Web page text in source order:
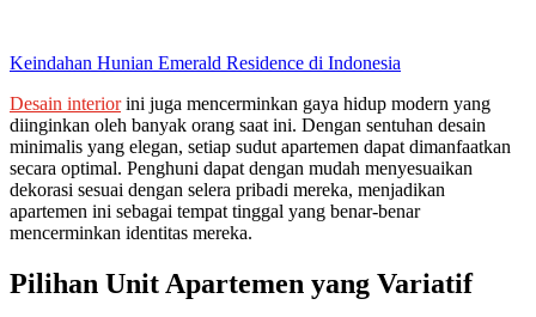
Keindahan Hunian Emerald Residence di Indonesia
Desain interiorini juga mencerminkan gaya hidup modern yang
diinginkan oleh banyak orang saat ini. Dengan sentuhan desain
minimalis yang elegan, setiap sudut apartemen dapat dimanfaatkan
secara optimal. Penghuni dapat dengan mudah menyesuaikan
dekorasi sesuai dengan selera pribadi mereka, menjadikan
apartemen ini sebagai tempat tinggal yang benar-benar
mencerminkan identitas mereka.
Pilihan Unit Apartemen yang Variatif